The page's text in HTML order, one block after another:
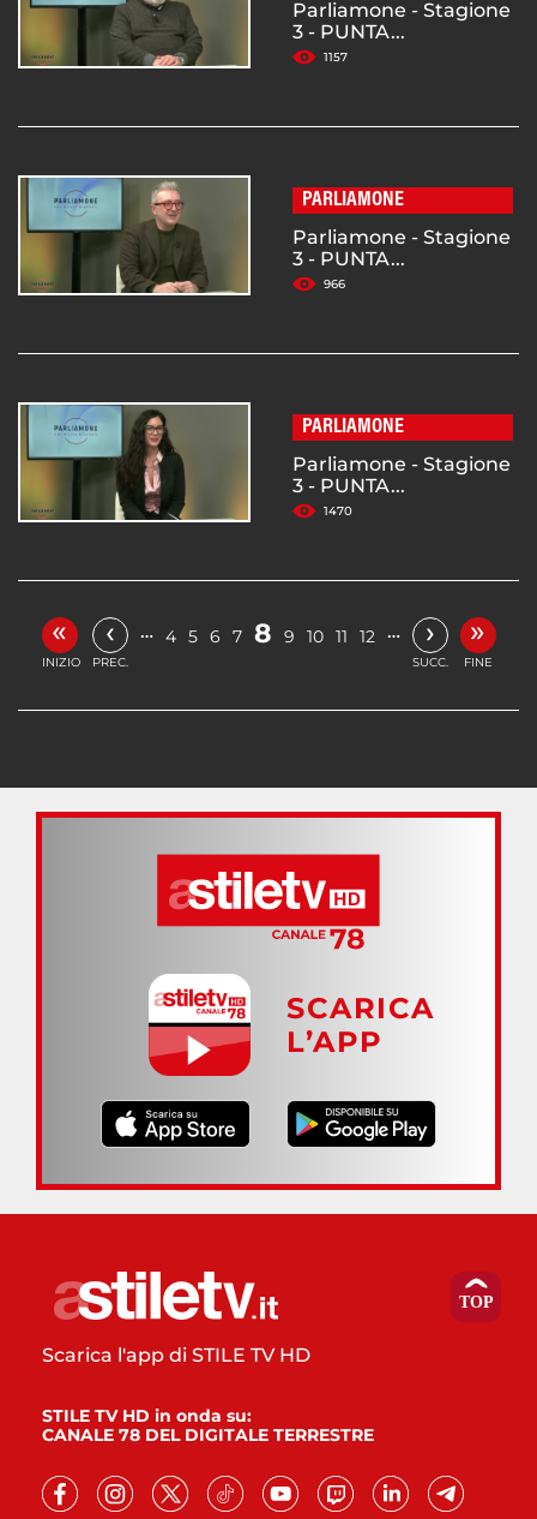
Parliamone - Stagione
3 - PUNTA...
1157
PARLIAMONE
Parliamone - Stagione
3 - PUNTA...
966
PARLIAMONE
Parliamone - Stagione
3 - PUNTA...
1470
«
INIZIO
‹
PREC.
… 4 5 6 7 8 9 10 11 12 … ›
SUCC.
»
FINE
SCARICA
L’APP
Scarica l'app di STILE TV HD
STILE TV HD in onda su:
CANALE 78 DEL DIGITALE TERRESTRE